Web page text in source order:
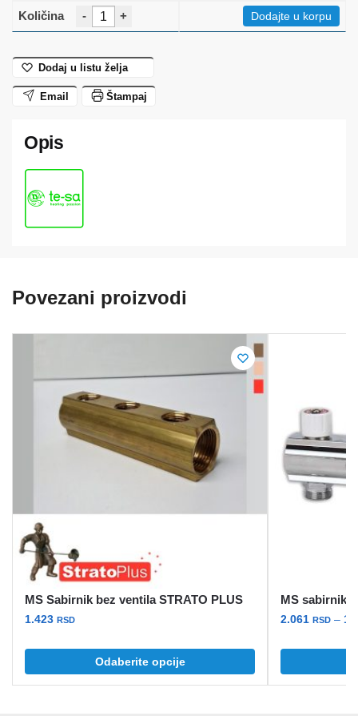
- + Dodajte u korpu
Dodaj u listu želja
Email Štampaj
Povezani proizvodi
MS Sabirnik bez ventila STRATO PLUS
1.423 RSD
Odaberite opcije
Ovaj
ima
MS sabirnik
2.061 RSD –
Ovaj
ima